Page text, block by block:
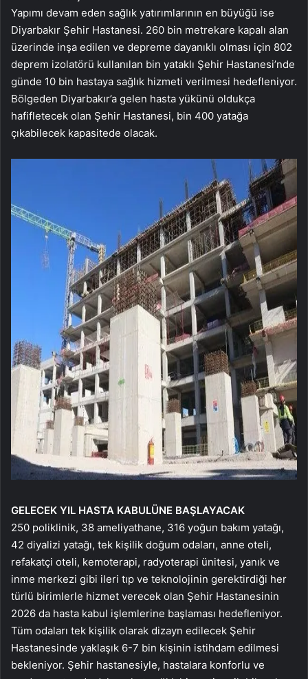
Yapımı devam eden sağlık yatırımlarının en büyüğü ise
Diyarbakır Şehir Hastanesi. 260 bin metrekare kapalı alan
üzerinde inşa edilen ve depreme dayanıklı olması için 802
deprem izolatörü kullanılan bin yataklı Şehir Hastanesi’nde
günde 10 bin hastaya sağlık hizmeti verilmesi hedefleniyor.
Bölgeden Diyarbakır’a gelen hasta yükünü oldukça
hafifletecek olan Şehir Hastanesi, bin 400 yatağa
çıkabilecek kapasitede olacak.
GELECEK YIL HASTA KABULÜNE BAŞLAYACAK
250 poliklinik, 38 ameliyathane, 316 yoğun bakım yatağı,
42 diyalizi yatağı, tek kişilik doğum odaları, anne oteli,
refakatçi oteli, kemoterapi, radyoterapi ünitesi, yanık ve
inme merkezi gibi ileri tıp ve teknolojinin gerektirdiği her
türlü birimlerle hizmet verecek olan Şehir Hastanesinin
2026 da hasta kabul işlemlerine başlaması hedefleniyor.
Tüm odaları tek kişilik olarak dizayn edilecek Şehir
Hastanesinde yaklaşık 6-7 bin kişinin istihdam edilmesi
bekleniyor. Şehir hastanesiyle, hastalara konforlu ve